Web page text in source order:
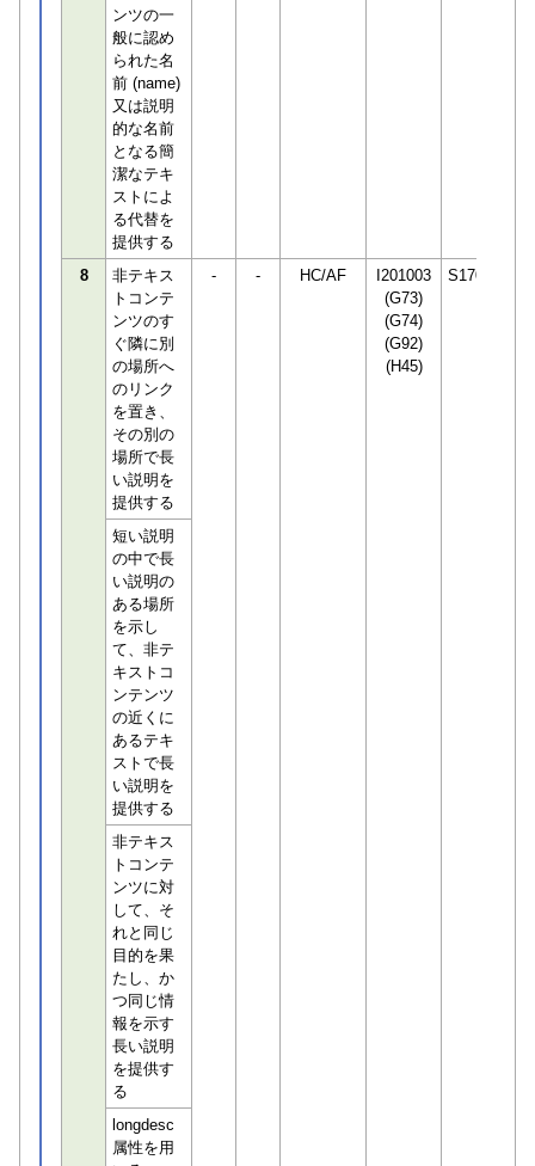
ンツの一
般に認め
られた名
前 (name)
又は説明
的な名前
となる簡
潔なテキ
ストによ
る代替を
提供する
8
非テキス
トコンテ
ンツのす
ぐ隣に別
の場所へ
のリンク
を置き、
その別の
場所で長
い説明を
提供する
- - HC/AF
I201003
(G73)
(G74)
(G92)
(H45)
S170294
短い説明
の中で長
い説明の
ある場所
を示し
て、非テ
キストコ
ンテンツ
の近くに
あるテキ
ストで長
い説明を
提供する
非テキス
トコンテ
ンツに対
して、そ
れと同じ
目的を果
たし、か
つ同じ情
報を示す
長い説明
を提供す
る
longdesc
属性を用